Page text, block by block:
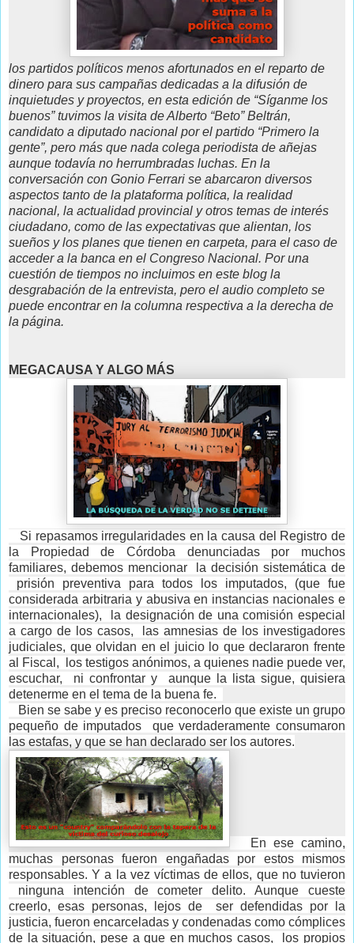
los partidos políticos menos afortunados en el reparto de
dinero para sus campañas dedicadas a la difusión de
inquietudes y proyectos, en esta edición de “Síganme los
buenos” tuvimos la visita de Alberto “Beto” Beltrán,
candidato a diputado nacional por el partido “Primero la
gente”, pero más que nada colega periodista de añejas
aunque todavía no herrumbradas luchas. En la
conversación con Gonio Ferrari se abarcaron diversos
aspectos tanto de la plataforma política, la realidad
nacional, la actualidad provincial y otros temas de interés
ciudadano, como de las expectativas que alientan, los
sueños y los planes que tienen en carpeta, para el caso de
acceder a la banca en el Congreso Nacional. Por una
cuestión de tiempos no incluimos en este blog la
desgrabación de la entrevista, pero el audio completo se
puede encontrar en la columna respectiva a la derecha de
la página.
MEGACAUSA Y ALGO MÁS
Si repasamos irregularidades en la causa del Registro de
la Propiedad de Córdoba denunciadas por muchos
familiares, debemos mencionar la decisión sistemática de
prisión preventiva para todos los imputados, (que fue
considerada arbitraria y abusiva en instancias nacionales e
internacionales), la designación de una comisión especial
a cargo de los casos, las amnesias de los investigadores
judiciales, que olvidan en el juicio lo que declararon frente
al Fiscal, los testigos anónimos, a quienes nadie puede ver,
escuchar, ni confrontar y aunque la lista sigue, quisiera
detenerme en el tema de la buena fe.
Bien se sabe y es preciso reconocerlo que existe un grupo
pequeño de imputados que verdaderamente consumaron
las estafas, y que se han declarado ser los autores.
En ese camino,
muchas personas fueron engañadas por estos mismos
responsables. Y a la vez víctimas de ellos, que no tuvieron
ninguna intención de cometer delito. Aunque cueste
creerlo, esas personas, lejos de ser defendidas por la
justicia, fueron encarceladas y condenadas como cómplices
de la situación, pese a que en muchos casos, los propios